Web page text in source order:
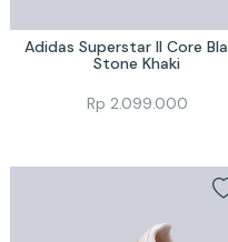
Adidas Superstar II Core
Stone Khaki
Rp 2.099.000